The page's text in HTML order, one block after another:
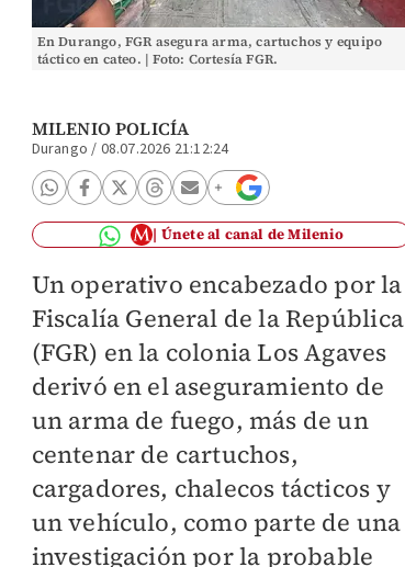
En Durango, FGR asegura arma, cartuchos y equipo
táctico en cateo. | Foto: Cortesía FGR.
MILENIO POLICÍA
Durango / 08.07.2026 21:12:24
Únete al canal de Milenio
Un operativo encabezado por la
Fiscalía General de la República
(FGR) en la colonia Los Agaves
derivó en el aseguramiento de
un arma de fuego, más de un
centenar de cartuchos,
cargadores, chalecos tácticos y
un vehículo, como parte de una
investigación por la probable